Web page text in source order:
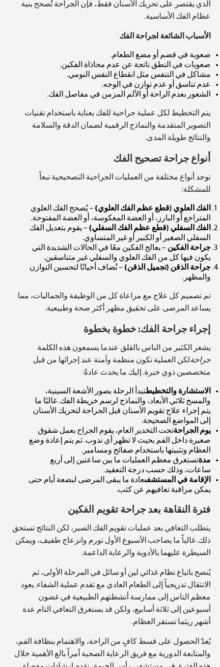
الذي يقتصر على تحريك الأسنان فقط، فإن الجراحة تُصحح بنية
عظام الفك الأساسية.
الأسباب الشائعة لجراحة الفك
صعوبة في قضم أو مضغ الطعام.
صعوبات في النطق ناتجة عن عدم محاذاة الفكين.
مشاكل في التنفس مثل انقطاع النفس النومي.
عدم تناسق أو عدم توازن في الوجه.
الشعور بعدم الراحة أو الألم المزمن في مفاصل الفك.
يتم التخطيط لكل عملية جراحية للفك بعناية باستخدام تقنيات
التصوير المتقدمة والنماذج الرقمية لضمان الدقة والسلامة
والنتائج طويلة المدى.
أنواع جراحة تصحيح الفك
توجد أنواع مختلفة من العمليات الجراحية التصحيحية تبعاً
للمشكلة:
الفك العلوي (قطع عظم الفك العلوي) – يُصحح الفك العلوي
المتراجع أو البارز، أو العضة المعكوسة، أو العضة المفتوحة.
الفك السفلي (قطع عظم الفك السفلي) – يقوم بتعديل الفك
السفلي الصغير أو الكبير أو غير المتساوي.
جراحة الفكين – يعالج الفكين معًا في الحالات الشديدة التي
يكون فيها كل من الفك العلوي والسفلي غير متناسقين.
جراحة الذقن (تجميل الذقن) – تُضاف أحيانًا لتحسين التوازن
والمظهر.
تم تصميم كل علاج مع مراعاة كل من الوظيفة والجماليات، مما
يساعد المرضى على تحقيق مظهر أكثر صحة وطبيعية.
إجراء جراحة الفك: خطوة بخطوة
يشعر الكثير من الناس بالقلق عندما يسمعون هذه الكلمة
جراحةلكن العملية تكون منظمة وآمنة عند إجرائها من قبل
متخصصين ذوي خبرة. إليك ما يحدث عادةً:
الاستشارة والتخطيطتبدأ الرحلة بصور الأشعة السينية،
والمسح ثلاثي الأبعاد، والنماذج لرسم خريطة الفك. غالبًا ما
يتم إجراء علاج تقويم الأسنان قبل الجراحة لتحريك الأسنان
إلى المواضع الصحيحة.
يوم الجراحةتحت التخدير العام، يقوم الجراح بعمل شقوق
صغيرة داخل الفم بحيث لا تظهر أي ندوب. ثم يتم إعادة وضع
العظام وتثبيتها باستخدام صفائح ومسامير.
مدةتستغرق معظم العمليات ما بين ساعتين إلى أربع
ساعات، وذلك حسب درجة التعقيد.
الإقامة في المستشفىعادة ما يبقى المرضى لبضعة أيام حتى
يمكن مراقبة تعافيهم عن كثب.
فترة النقاهة بعد جراحة تقويم الفكين
يتطلب التعافي بعد عمليات تقويم الفك الصبر، لكن النتائج تستحق
ذلك. غالباً ما يصاحب الأسبوع الأول تورم وانزعاج طفيف، ويمكن
السيطرة عليهما بالأدوية والرعاية الداعمة.
يُنصح باتباع نظام غذائي لين أو سائل في المرحلة الأولى، ثم
الانتقال تدريجياً إلى الطعام العادي مع تقدم عملية الشفاء. يعود
معظم الناس إلى ممارسة أنشطتهم الطبيعية في غضون
أسبوعين إلى ثلاثة أسابيع، ولكن قد يستغرق التعافي التام عدة
أشهر ريثما تستقر العظام.
يُعدّ الحصول على قسط كافٍ من الراحة، والاهتمام بنظافة الفم،
والمتابعة الدورية مع فريق الرعاية الصحية أمراً بالغ الأهمية خلال